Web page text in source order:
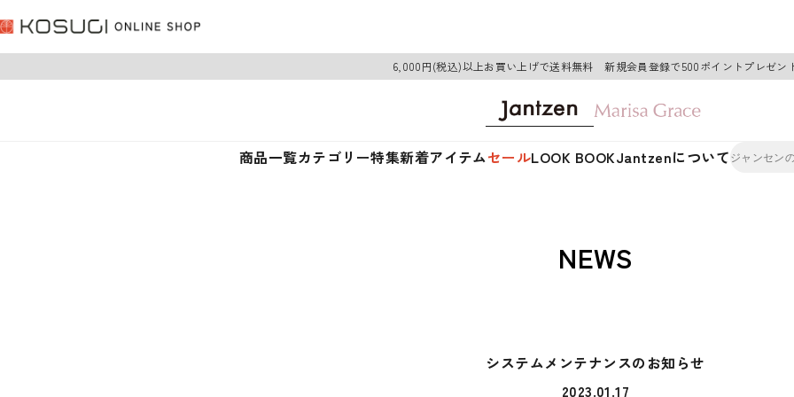
6,000円(税込)以上お買い上げで送料無料 新規会員登録で500ポイントプレゼン
商品一覧カテゴリー特集新着アイテムセールLOOK BOOKJantzenについて
NEWS
システムメンテナンスのお知らせ
2023.01.17